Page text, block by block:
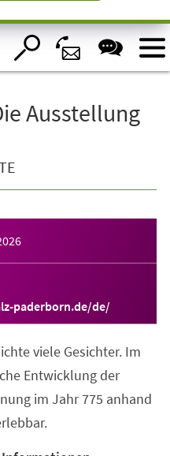
Ausstellung
paderborn.de/de/
viele Gesichter. Im
Entwicklung der
im Jahr 775 anhand